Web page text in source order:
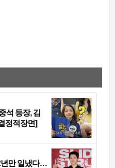
석 등장, 김
정적장면]
년만 일냈다…